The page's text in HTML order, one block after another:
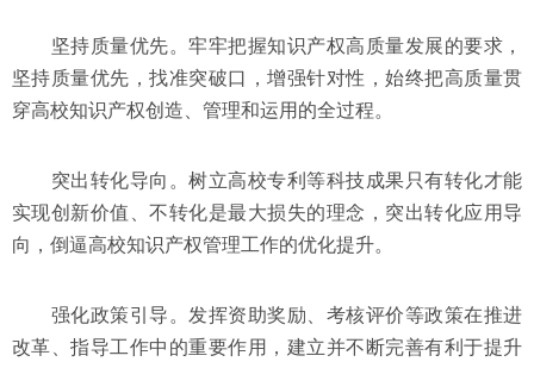
坚持质量优先。牢牢把握知识产权高质量发展的要求，
坚持质量优先，找准突破口，增强针对性，始终把高质量贯
穿高校知识产权创造、管理和运用的全过程。
突出转化导向。树立高校专利等科技成果只有转化才能
实现创新价值、不转化是最大损失的理念，突出转化应用导
向，倒逼高校知识产权管理工作的优化提升。
强化政策引导。发挥资助奖励、考核评价等政策在推进
改革、指导工作中的重要作用，建立并不断完善有利于提升